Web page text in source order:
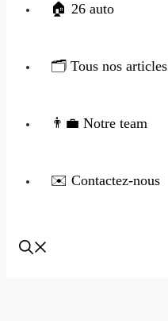
🏠 26 auto
🗂️ Tous nos articles
👨‍💼 Notre team
✉️ Contactez-nous